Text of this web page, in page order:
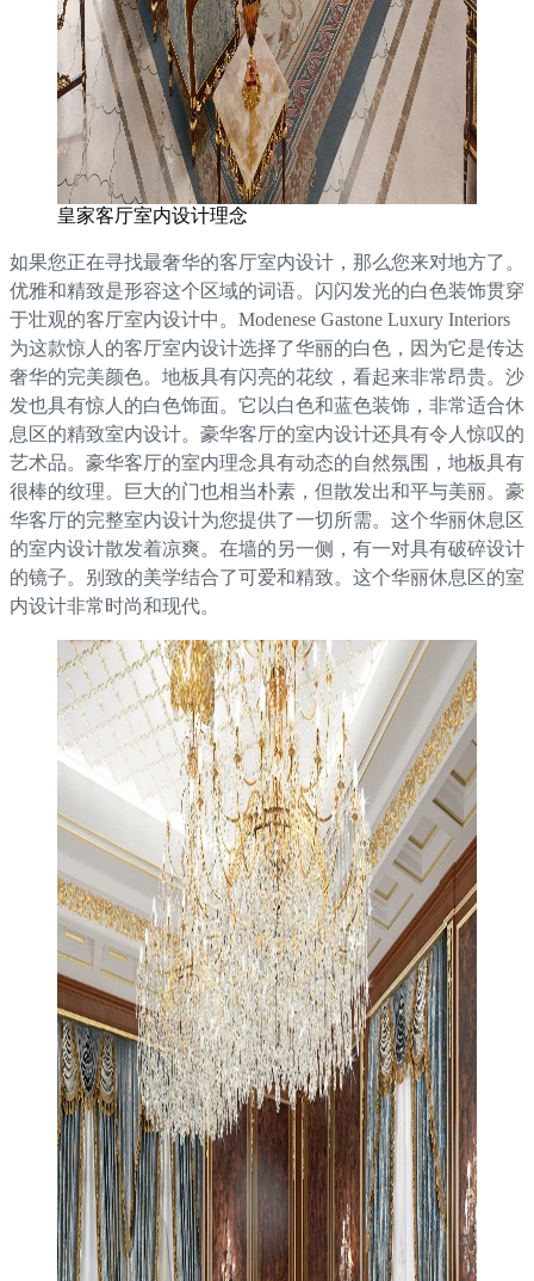
皇家客厅室内设计理念
如果您正在寻找最奢华的客厅室内设计，那么您来对地方了。
优雅和精致是形容这个区域的词语。闪闪发光的白色装饰贯穿
于壮观的客厅室内设计中。Modenese Gastone Luxury Interiors
为这款惊人的客厅室内设计选择了华丽的白色，因为它是传达
奢华的完美颜色。地板具有闪亮的花纹，看起来非常昂贵。沙
发也具有惊人的白色饰面。它以白色和蓝色装饰，非常适合休
息区的精致室内设计。豪华客厅的室内设计还具有令人惊叹的
艺术品。豪华客厅的室内理念具有动态的自然氛围，地板具有
很棒的纹理。巨大的门也相当朴素，但散发出和平与美丽。豪
华客厅的完整室内设计为您提供了一切所需。这个华丽休息区
的室内设计散发着凉爽。在墙的另一侧，有一对具有破碎设计
的镜子。别致的美学结合了可爱和精致。这个华丽休息区的室
内设计非常时尚和现代。